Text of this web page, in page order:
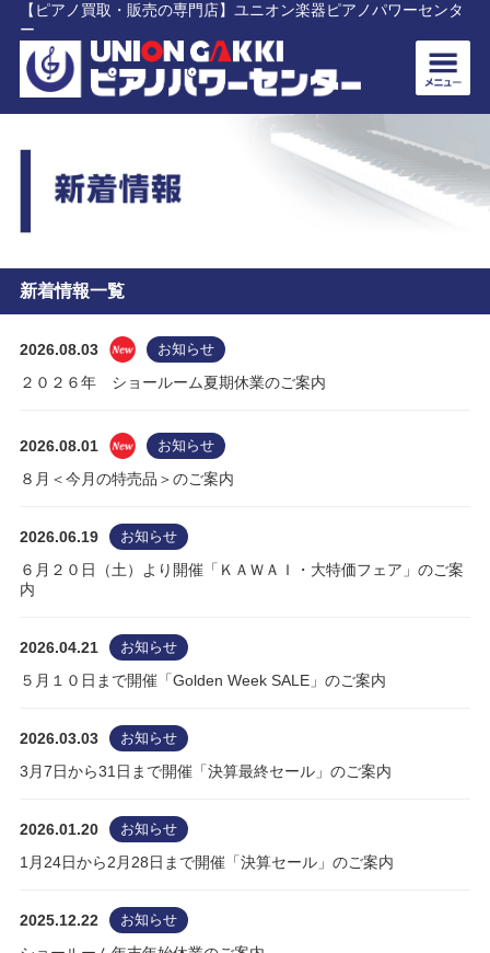
【ピアノ買取・販売の専門店】ユニオン楽器ピアノパワーセンタ
ー
新着情報一覧
2026.08.03 お知らせ
２０２６年 ショールーム夏期休業のご案内
2026.08.01 お知らせ
８月＜今月の特売品＞のご案内
2026.06.19 お知らせ
６月２０日（土）より開催「ＫＡＷＡＩ・大特価フェア」のご案
内
2026.04.21 お知らせ
５月１０日まで開催「Golden Week SALE」のご案内
2026.03.03 お知らせ
3月7日から31日まで開催「決算最終セール」のご案内
2026.01.20 お知らせ
1月24日から2月28日まで開催「決算セール」のご案内
2025.12.22 お知らせ